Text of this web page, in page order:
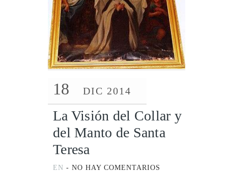
18 DIC 2014
La Visión del Collar y
del Manto de Santa
Teresa
EN - NO HAY COMENTARIOS